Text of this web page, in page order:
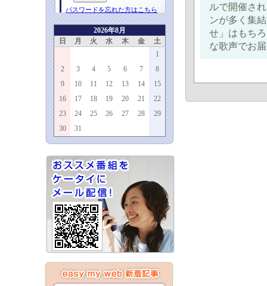
パスワードを忘れた方はこちら
2026年8月
日
月 火 水 木 金
土
1
2
3 4 5 6 7
8
9
10 11 12 13 14
15
16
17 18 19 20 21
22
23
24 25 26 27 28
29
30
31
ルで開催さ
ンが多く集
せ」はもち
な歌声でお